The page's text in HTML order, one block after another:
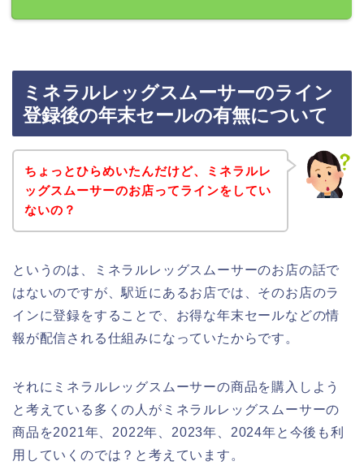
ミネラルレッグスムーサーのライン
登録後の年末セールの有無について
ちょっとひらめいたんだけど、ミネラルレ
ッグスムーサーのお店ってラインをしてい
ないの？
というのは、ミネラルレッグスムーサーのお店の話で
はないのですが、駅近にあるお店では、そのお店のラ
インに登録をすることで、お得な年末セールなどの情
報が配信される仕組みになっていたからです。
それにミネラルレッグスムーサーの商品を購入しよう
と考えている多くの人がミネラルレッグスムーサーの
商品を2021年、2022年、2023年、2024年と今後も利
用していくのでは？と考えています。